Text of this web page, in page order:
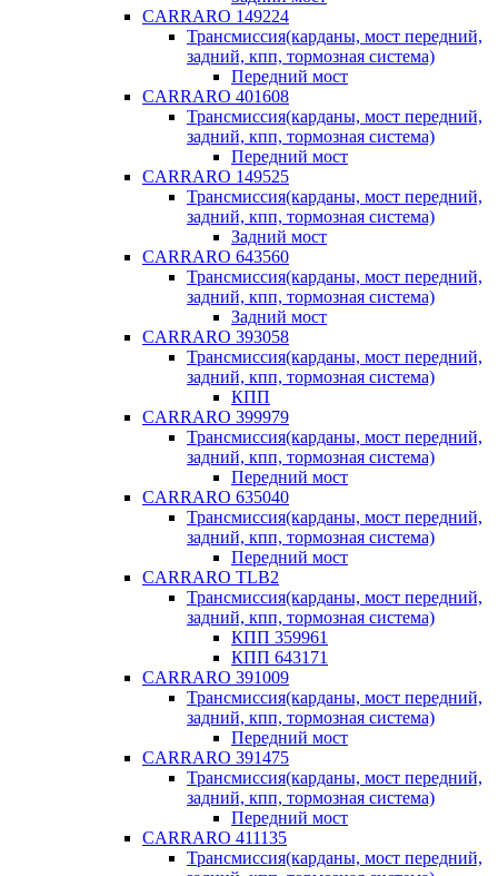
CARRARO 149224
Трансмиссия(карданы, мост передний,
задний, кпп, тормозная система)
Передний мост
CARRARO 401608
Трансмиссия(карданы, мост передний,
задний, кпп, тормозная система)
Передний мост
CARRARO 149525
Трансмиссия(карданы, мост передний,
задний, кпп, тормозная система)
Задний мост
CARRARO 643560
Трансмиссия(карданы, мост передний,
задний, кпп, тормозная система)
Задний мост
CARRARO 393058
Трансмиссия(карданы, мост передний,
задний, кпп, тормозная система)
КПП
CARRARO 399979
Трансмиссия(карданы, мост передний,
задний, кпп, тормозная система)
Передний мост
CARRARO 635040
Трансмиссия(карданы, мост передний,
задний, кпп, тормозная система)
Передний мост
CARRARO TLB2
Трансмиссия(карданы, мост передний,
задний, кпп, тормозная система)
КПП 359961
КПП 643171
CARRARO 391009
Трансмиссия(карданы, мост передний,
задний, кпп, тормозная система)
Передний мост
CARRARO 391475
Трансмиссия(карданы, мост передний,
задний, кпп, тормозная система)
Передний мост
CARRARO 411135
Трансмиссия(карданы, мост передний,